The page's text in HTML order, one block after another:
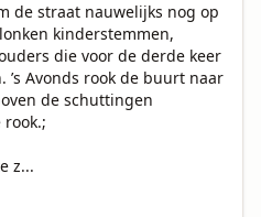
de straat nauwelijks nog op
kinderstemmen,
die voor de derde keer
Avonds rook de buurt naar
de schuttingen
z...